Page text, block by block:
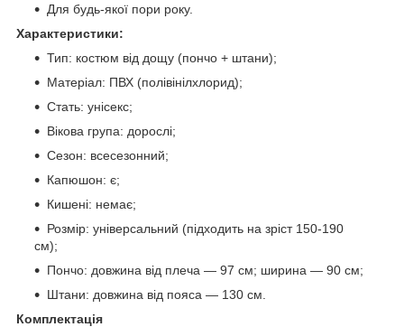
Для будь-якої пори року.
Характеристики:
Тип: костюм від дощу (пончо + штани);
Матеріал: ПВХ (полівінілхлорид);
Стать: унісекс;
Вікова група: дорослі;
Сезон: всесезонний;
Капюшон: є;
Кишені: немає;
Розмір: універсальний (підходить на зріст 150-190
см);
Пончо: довжина від плеча — 97 см; ширина — 90 см;
Штани: довжина від пояса — 130 см.
Комплектація